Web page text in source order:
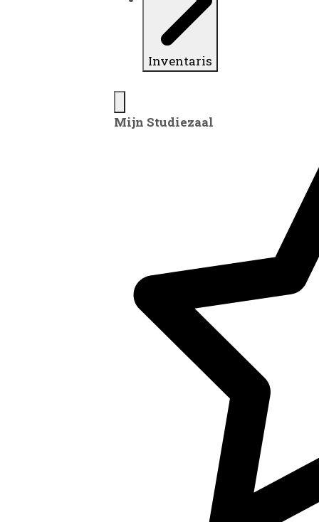
Inventaris
Mijn Studiezaal